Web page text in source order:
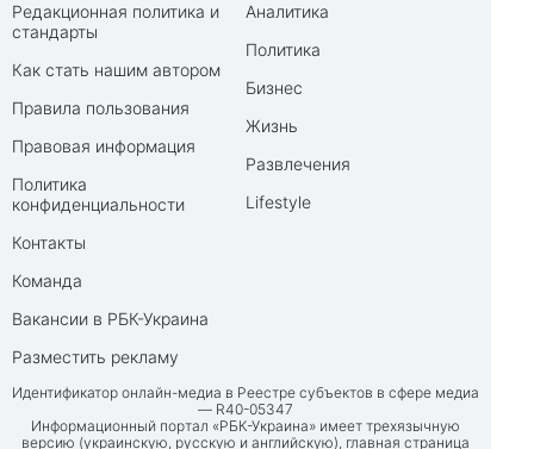
Редакционная политика и
стандарты
Как стать нашим автором
Правила пользования
Правовая информация
Политика
конфиденциальности
Контакты
Команда
Вакансии в РБК-Украина
Разместить рекламу
Аналитика
Политика
Бизнес
Жизнь
Развлечения
Lifestyle
Идентификатор онлайн-медиа в Реестре субъектов в сфере медиа
— R40-05347
Информационный портал «РБК-Украина» имеет трехязычную
версию (украинскую, русскую и английскую), главная страница